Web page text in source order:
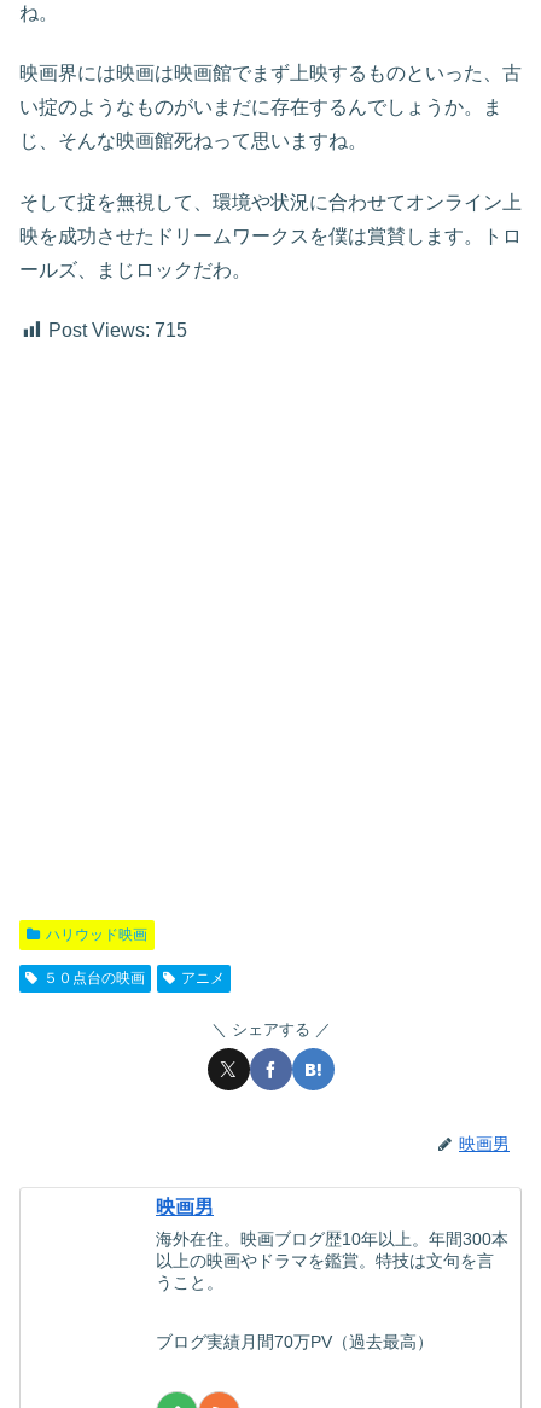
ね。
映画界には映画は映画館でまず上映するものといった、古
い掟のようなものがいまだに存在するんでしょうか。ま
じ、そんな映画館死ねって思いますね。
そして掟を無視して、環境や状況に合わせてオンライン上
映を成功させたドリームワークスを僕は賞賛します。トロ
ールズ、まじロックだわ。
Post Views: 715
ハリウッド映画
５０点台の映画 アニメ
シェアする
映画男
映画男
海外在住。映画ブログ歴10年以上。年間300本
以上の映画やドラマを鑑賞。特技は文句を言
うこと。
ブログ実績月間70万PV（過去最高）